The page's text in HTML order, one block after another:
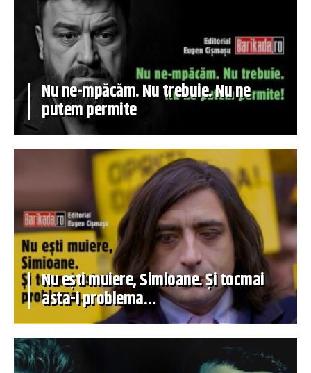
Nu ne-mpăcăm. Nu trebuie. Nu ne
putem permite
Nu ești muiere, Simioane. Și tocmai
asta-i problema…